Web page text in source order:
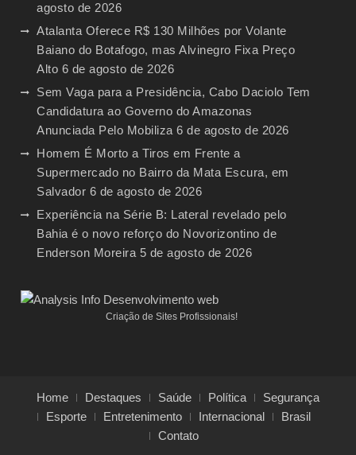
agosto de 2026
Atalanta Oferece R$ 130 Milhões por Volante
Baiano do Botafogo, mas Alvinegro Fixa Preço
Alto 6 de agosto de 2026
Sem Vaga para a Presidência, Cabo Daciolo Tem
Candidatura ao Governo do Amazonas
Anunciada Pelo Mobiliza 6 de agosto de 2026
Homem É Morto a Tiros em Frente a
Supermercado no Bairro da Mata Escura, em
Salvador 6 de agosto de 2026
Experiência na Série B: Lateral revelado pelo
Bahia é o novo reforço do Novorizontino de
Enderson Moreira 5 de agosto de 2026
Criação de Sites Profissionais!
Home Destaques Saúde Política
Segurança
Esporte
Entretenimento Internacional
Brasil
Contato